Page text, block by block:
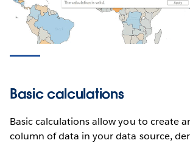
Basic calculations
Basic calculations allow you to create
column of data in your data source,